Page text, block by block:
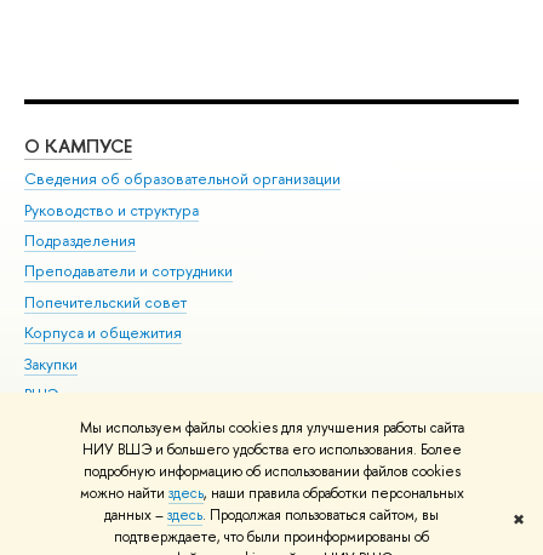
Мы используем файлы cookies для улучшения работы сайта
НИУ ВШЭ и большего удобства его использования. Более
подробную информацию об использовании файлов cookies
можно найти здесь, наши правила обработки персональных
данных –здесь. Продолжая пользоваться сайтом, вы
подтверждаете, что были проинформированы об
✖
О КАМПУСЕ
Сведения об образовательной организации
Руководство и структура
Подразделения
Преподаватели и сотрудники
Попечительский совет
Корпуса и общежития
Закупки
ВШЭ для студентов с ограниченными возможностями
здоровья и инвалидностью
Версия для слабовидящих
Единая платежная страница